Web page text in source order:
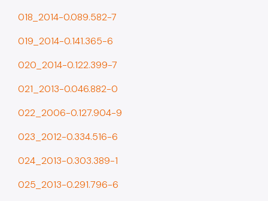
Cadastro da Edificação
Ficha Técnica
Denom. de Logradouros
Mais Serviços
Relatórios de Aprovação
Notícias
018_2014-0.089.582-7
019_2014-0.141.365-6
020_2014-0.122.399-7
021_2013-0.046.882-0
022_2006-0.127.904-9
023_2012-0.334.516-6
024_2013-0.303.389-1
025_2013-0.291.796-6